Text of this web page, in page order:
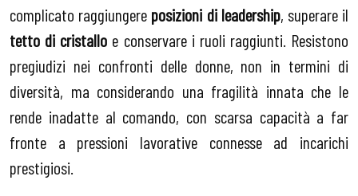
complicato raggiungere posizioni di leadership, superare il
tetto di cristallo e conservare i ruoli raggiunti. Resistono
pregiudizi nei confronti delle donne, non in termini di
diversità, ma considerando una fragilità innata che le
rende inadatte al comando, con scarsa capacità a far
fronte a pressioni lavorative connesse ad incarichi
prestigiosi.